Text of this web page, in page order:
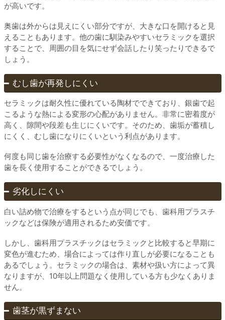
が高いです。
奥歯は外からは見えにくい部分ですが、大きな口を開けると見
えることもあります。他の歯に馴染みやすいセラミックを選択
することで、周囲の目を気にせず会話したり笑ったりできるで
しょう。
むし歯が再発しにくい
セラミックは耐久性に優れている陶材でできており、銀歯で起
こるような熱による変形の心配がありません。非常に密着度が
高く、隙間や段差も生じにくいです。そのため、歯垢が蓄積し
にくく、むし歯になりにくいという利点があります。
何度も同じ歯を治療する必要性がなくなるので、一度治療した
歯を長く使用することができるでしょう。
劣化しにくい
白い詰め物で治療をするという点が同じでも、歯科用プラスチ
ックなどは保険が適用されるため安価です。
しかし、歯科用プラスチックはセラミックと比較すると早期に
変色が進むため、場合によっては作り直しが必要になることも
あるでしょう。セラミックの場合は、素材や扱い方によって異
なりますが、10年以上問題なく使用している方も少なくありま
せん。
歯茎が黒ずまない